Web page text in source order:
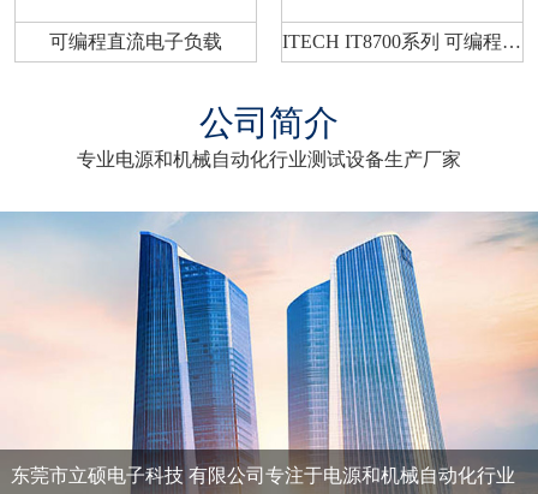
可编程直流电子负载 ITECH IT8700系列 可编程电子负载
公司简介
专业电源和机械自动化行业测试设备生产厂家
东莞市立硕电子科技 有限公司专注于电源和机械自动化行业